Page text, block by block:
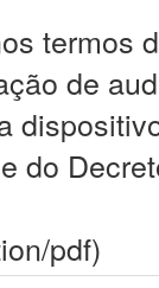
termos
de
do
pdf)